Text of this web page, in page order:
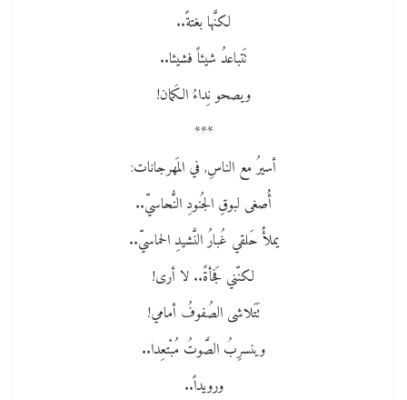
لكنَّها بغتةً..
تَتباعدُ شيئاً فشيئا..
ويصحو نِداءُ الكَمان!
***
أسيرُ مع الناسِ, في المَهرجانات:
أُُصغى لبوقِ الجُنودِ النُّحاسيّ..
يملأُُ حَلقي غُبارُ النَّشيدِ الحماسيّ..
لكنّني فَجأةً.. لا أرى!
تَتَلاشى الصُفوفُ أمامي!
وينسرِبُ الصَّوتُ مُبْتعِدا..
ورويداً..